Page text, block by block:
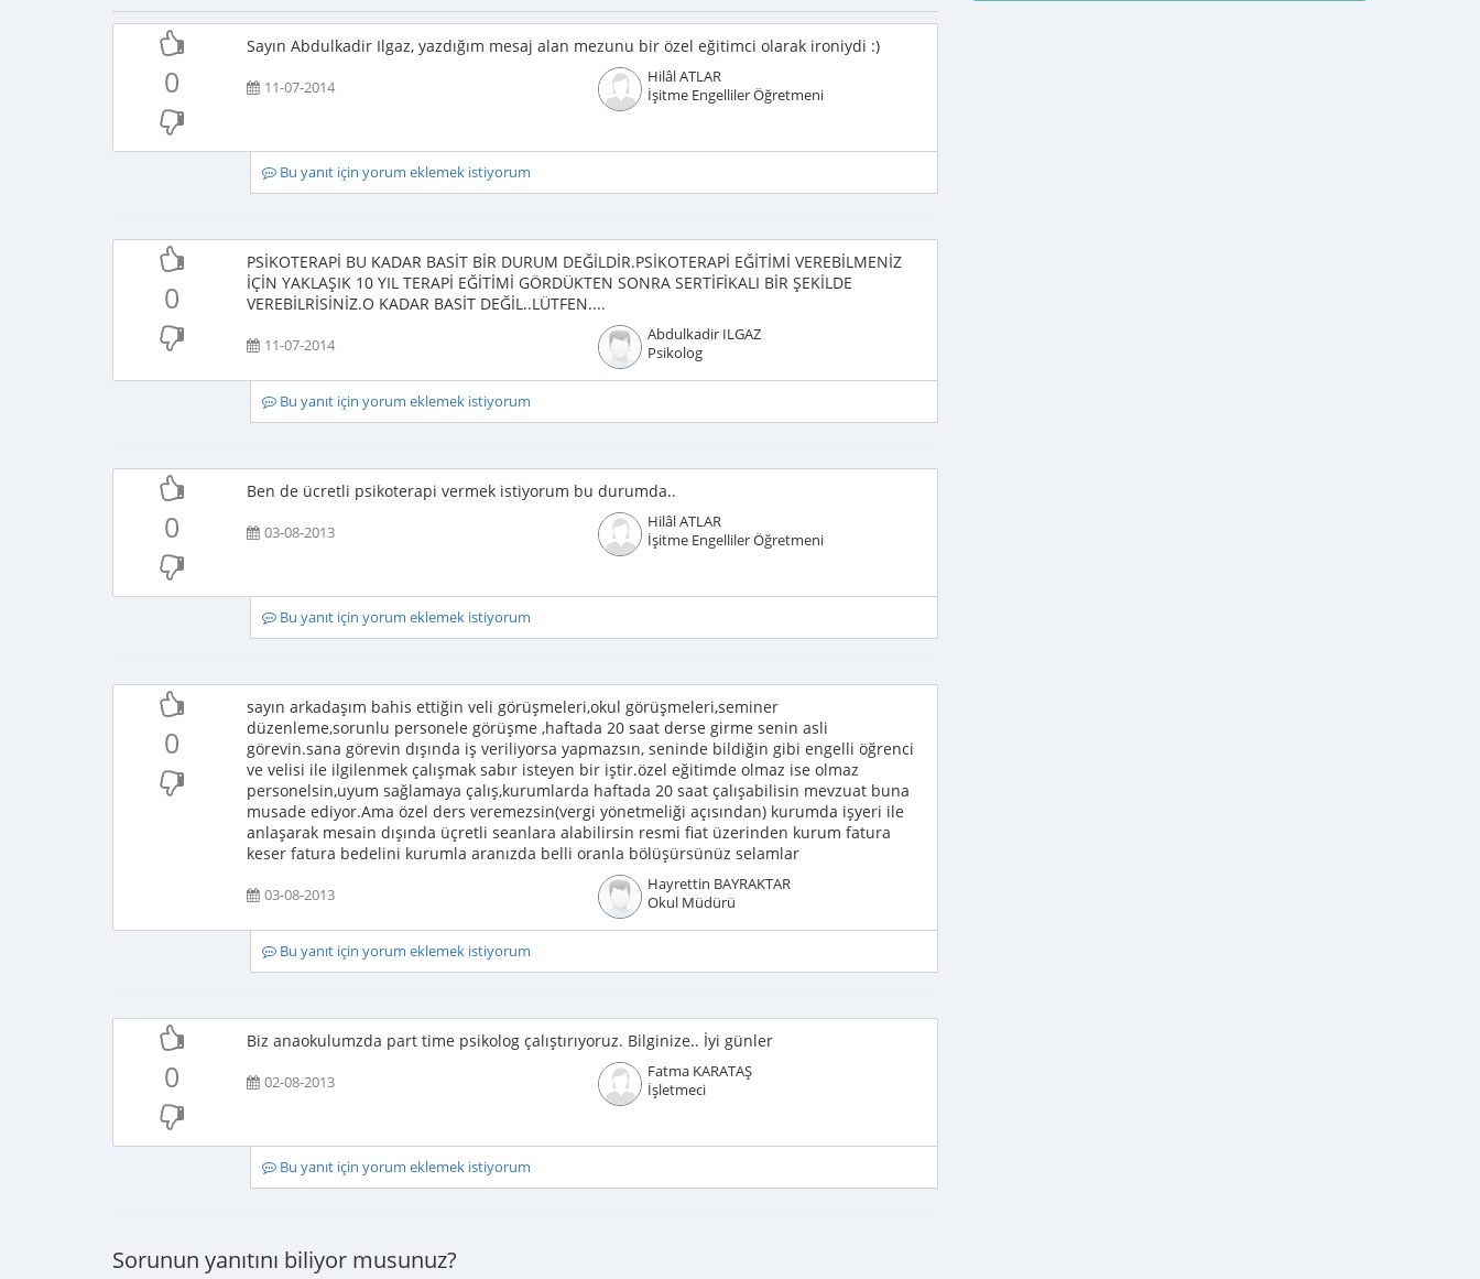
0
Sayın Abdulkadir Ilgaz, yazdığım mesaj alan mezunu bir özel eğitimci olarak ironiydi :)
11-07-2014
Hilâl ATLAR
İşitme Engelliler Öğretmeni
Bu yanıt için yorum eklemek istiyorum
0
PSİKOTERAPİ BU KADAR BASİT BİR DURUM DEĞİLDİR.PSİKOTERAPİ EĞİTİMİ VEREBİLMENİZ
İÇİN YAKLAŞIK 10 YIL TERAPİ EĞİTİMİ GÖRDÜKTEN SONRA SERTİFİKALI BİR ŞEKİLDE
VEREBİLRİSİNİZ.O KADAR BASİT DEĞİL..LÜTFEN....
11-07-2014
Abdulkadir ILGAZ
Psikolog
Bu yanıt için yorum eklemek istiyorum
0
Ben de ücretli psikoterapi vermek istiyorum bu durumda..
03-08-2013
Hilâl ATLAR
İşitme Engelliler Öğretmeni
Bu yanıt için yorum eklemek istiyorum
0
sayın arkadaşım bahis ettiğin veli görüşmeleri,okul görüşmeleri,seminer
düzenleme,sorunlu personele görüşme ,haftada 20 saat derse girme senin asli
görevin.sana görevin dışında iş veriliyorsa yapmazsın, seninde bildiğin gibi engelli öğrenci
ve velisi ile ilgilenmek çalışmak sabır isteyen bir iştir.özel eğitimde olmaz ise olmaz
personelsin,uyum sağlamaya çalış,kurumlarda haftada 20 saat çalışabilisin mevzuat buna
musade ediyor.Ama özel ders veremezsin(vergi yönetmeliği açısından) kurumda işyeri ile
anlaşarak mesain dışında üçretli seanlara alabilirsin resmi fiat üzerinden kurum fatura
keser fatura bedelini kurumla aranızda belli oranla bölüşürsünüz selamlar
03-08-2013
Hayrettin BAYRAKTAR
Okul Müdürü
Bu yanıt için yorum eklemek istiyorum
0
Biz anaokulumzda part time psikolog çalıştırıyoruz. Bilginize.. İyi günler
02-08-2013
Fatma KARATAŞ
İşletmeci
Bu yanıt için yorum eklemek istiyorum
Sorunun yanıtını biliyor musunuz?